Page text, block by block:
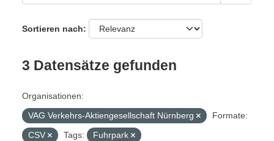
Sortieren nach
3 Datensätze gefunden
Organisationen:
VAG Verkehrs-Aktiengesellschaft Nürnberg
Formate:
CSV
Tags: Fuhrpark